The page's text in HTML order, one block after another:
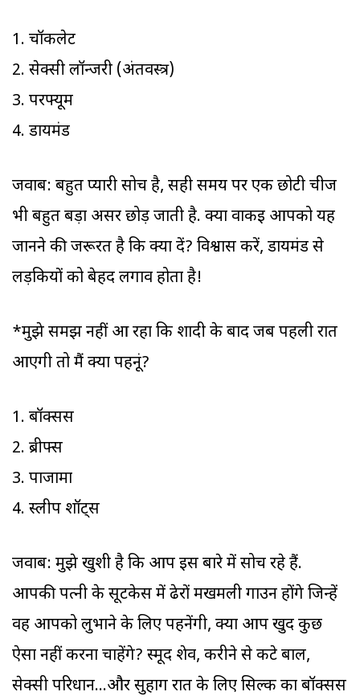
1. चॉकलेट
2. सेक्सी लॉन्जरी (अंतर्वस्त्र)
3. परफ्यूम
4. डायमंड
जवाब: बहुत प्यारी सोच है, सही समय पर एक छोटी चीज
भी बहुत बड़ा असर छोड़ जाती है. क्या वाकई आपको यह
जानने की जरूरत है कि क्या दें? विश्वास करें, डायमंड से
लड़कियों को बेहद लगाव होता है!
*मुझे समझ नहीं आ रहा कि शादी के बाद जब पहली रात
आएगी तो मैं क्या पहनूं?
1. बॉक्सर्स
2. ब्रीफ्स
3. पाजामा
4. स्लीप शॉर्ट्स
जवाब: मुझे खुशी है कि आप इस बारे में सोच रहे हैं.
आपकी पत्नी के सूटकेस में ढेरों मखमली गाउन होंगे जिन्हें
वह आपको लुभाने के लिए पहनेंगी, क्या आप खुद कुछ
ऐसा नहीं करना चाहेंगे? स्मूद शेव, करीने से कटे बाल,
सेक्सी परिधान...और सुहाग रात के लिए सिल्क का बॉक्सर्स